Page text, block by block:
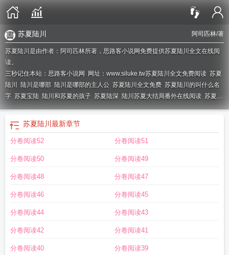
阿司匹林/著
苏夏陆川
苏夏陆川是由作者：阿司匹林所著，思路客小说网免费提供苏夏陆川全文在线阅
读。
三秒记住本站：思路客小说网 网址：www.siluke.tw苏夏陆川全文免费阅读 苏夏
陆川 陆川是哪部 陆川是哪部的主人公 苏夏陆川全文免费 苏夏陆川的叫什么名
字 苏夏宝陆 陆川和苏夏的孩子 苏夏陆深 陆川苏夏大结局番外在线阅读 苏夏和
陆景尧的男主叫陆川女主叫苏夏陆川是哪本的男主角苏夏宝陆缙安最新苏夏
和陆川 陆川和苏夏 陆川苏夏免费阅读
叫苏夏男主姓陆
夏男主陆川陆川苏夏第一次 苏夏陆琛在线阅读
苏夏陆川 最新章节
分卷阅读52 分卷阅读51
分卷阅读50 分卷阅读49
分卷阅读48 分卷阅读47
分卷阅读46 分卷阅读45
分卷阅读44 分卷阅读43
分卷阅读42 分卷阅读41
分卷阅读40 分卷阅读39